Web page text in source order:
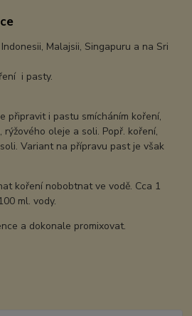
Malajsii, Singapuru a na Sri
i pasty.
připravit i pastu smícháním koření,
oleje a soli. Popř. koření,
Variant na přípravu past je však
koření nobobtnat ve vodě. Cca 1
ml. vody.
a dokonale promixovat.